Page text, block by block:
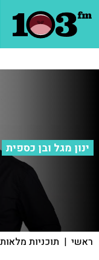
ינון מגל ובן כספית
ראשי | תוכניות מלאות